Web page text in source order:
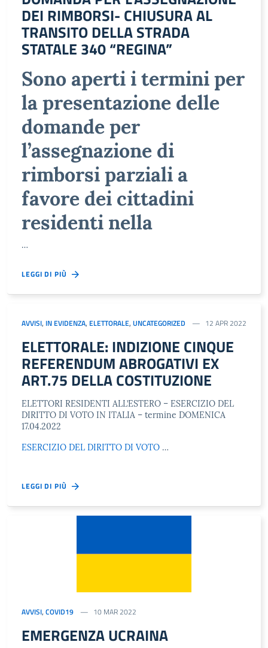
DEI RIMBORSI- CHIUSURA AL
TRANSITO DELLA STRADA
STATALE 340 “REGINA”
Sono aperti i termini per
la presentazione delle
domande per
l’assegnazione di
rimborsi parziali a
favore dei cittadini
residenti nella
…
LEGGI DI PIÙ
AVVISI, IN EVIDENZA, ELETTORALE, UNCATEGORIZED 12 APR 2022
ELETTORALE: INDIZIONE CINQUE
REFERENDUM ABROGATIVI EX
ART.75 DELLA COSTITUZIONE
ELETTORI RESIDENTI ALL’ESTERO – ESERCIZIO DEL
DIRITTO DI VOTO IN ITALIA – termine DOMENICA
17.04.2022
ESERCIZIO DEL DIRITTO DI VOTO …
LEGGI DI PIÙ
AVVISI, COVID19 10 MAR 2022
EMERGENZA UCRAINA